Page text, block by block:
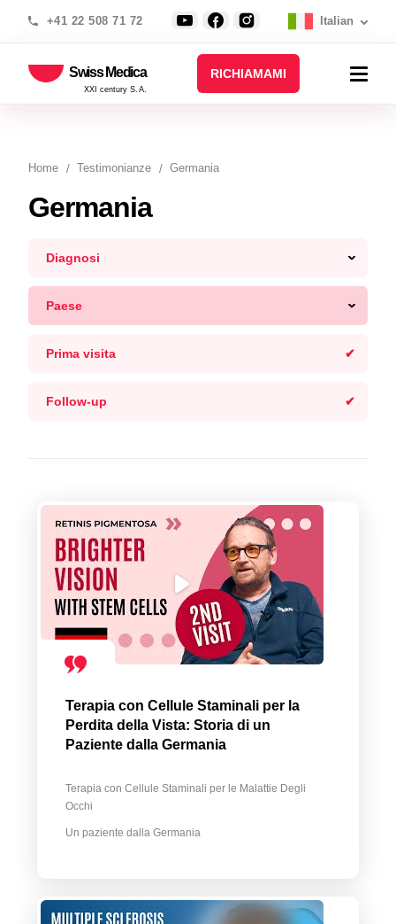
+41 22 508 71 72 Italian
Swiss Medica
XXI century S.A.
RICHIAMAMI
Home Testimonianze Germania
Germania
Diagnosi
Paese
Prima visita
Follow-up
Terapia con Cellule Staminali per la
Perdita della Vista: Storia di un
Paziente dalla Germania
Terapia con Cellule Staminali per le Malattie Degli
Occhi
Un paziente dalla Germania